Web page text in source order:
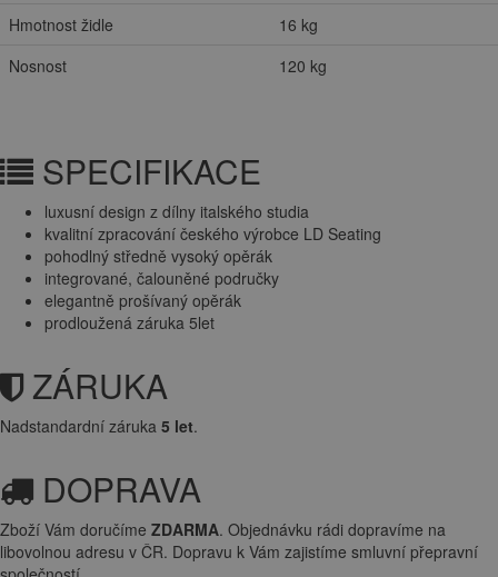
Hmotnost židle
16 kg
Nosnost
120 kg
SPECIFIKACE
luxusní design z dílny italského studia
kvalitní zpracování českého výrobce LD Seating
pohodlný středně vysoký opěrák
integrované, čalouněné područky
elegantně prošívaný opěrák
prodloužená záruka 5let
ZÁRUKA
Nadstandardní záruka 5 let.
DOPRAVA
Zboží Vám doručíme ZDARMA. Objednávku rádi dopravíme na
libovolnou adresu v ČR. Dopravu k Vám zajistíme smluvní přepravní